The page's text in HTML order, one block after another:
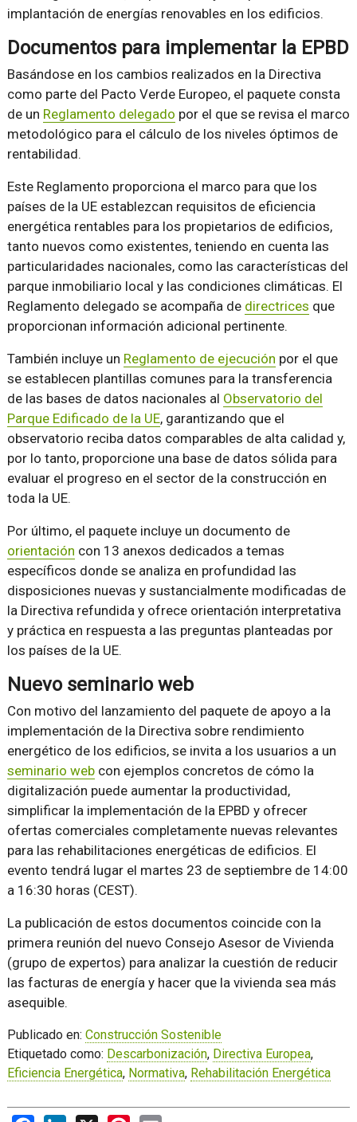
implantación de energías renovables en los edificios.
Documentos para implementar la EPBD
Basándose en los cambios realizados en la Directiva
como parte del Pacto Verde Europeo, el paquete consta
de un Reglamento delegado por el que se revisa el marco
metodológico para el cálculo de los niveles óptimos de
rentabilidad.
Este Reglamento proporciona el marco para que los
países de la UE establezcan requisitos de eficiencia
energética rentables para los propietarios de edificios,
tanto nuevos como existentes, teniendo en cuenta las
particularidades nacionales, como las características del
parque inmobiliario local y las condiciones climáticas. El
Reglamento delegado se acompaña de directrices que
proporcionan información adicional pertinente.
También incluye un Reglamento de ejecución por el que
se establecen plantillas comunes para la transferencia
de las bases de datos nacionales al Observatorio del
Parque Edificado de la UE, garantizando que el
observatorio reciba datos comparables de alta calidad y,
por lo tanto, proporcione una base de datos sólida para
evaluar el progreso en el sector de la construcción en
toda la UE.
Por último, el paquete incluye un documento de
orientación con 13 anexos dedicados a temas
específicos donde se analiza en profundidad las
disposiciones nuevas y sustancialmente modificadas de
la Directiva refundida y ofrece orientación interpretativa
y práctica en respuesta a las preguntas planteadas por
los países de la UE.
Nuevo seminario web
Con motivo del lanzamiento del paquete de apoyo a la
implementación de la Directiva sobre rendimiento
energético de los edificios, se invita a los usuarios a un
seminario webcon ejemplos concretos de cómo la
digitalización puede aumentar la productividad,
simplificar la implementación de la EPBD y ofrecer
ofertas comerciales completamente nuevas relevantes
para las rehabilitaciones energéticas de edificios. El
evento tendrá lugar el martes 23 de septiembre de 14:00
a 16:30 horas (CEST).
La publicación de estos documentos coincide con la
primera reunión del nuevo Consejo Asesor de Vivienda
(grupo de expertos) para analizar la cuestión de reducir
las facturas de energía y hacer que la vivienda sea más
asequible.
Publicado en: Construcción Sostenible
Etiquetado como: Descarbonización, Directiva Europea,
Eficiencia Energética, Normativa, Rehabilitación Energética